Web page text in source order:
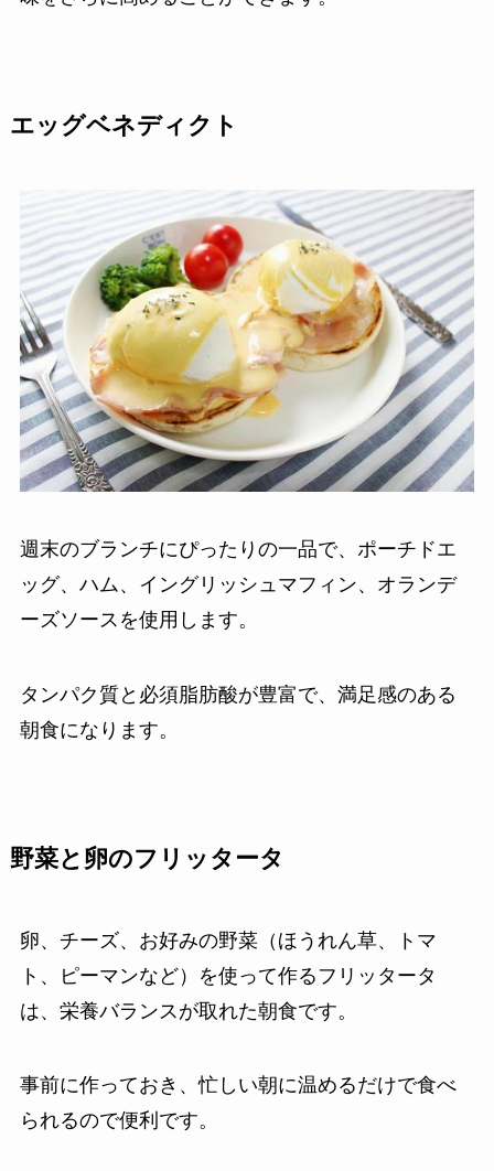
エッグベネディクト
週末のブランチにぴったりの一品で、ポーチドエ
ッグ、ハム、イングリッシュマフィン、オランデ
ーズソースを使用します。
タンパク質と必須脂肪酸が豊富で、満足感のある
朝食になります。
野菜と卵のフリッタータ
卵、チーズ、お好みの野菜（ほうれん草、トマ
ト、ピーマンなど）を使って作るフリッタータ
は、栄養バランスが取れた朝食です。
事前に作っておき、忙しい朝に温めるだけで食べ
られるので便利です。